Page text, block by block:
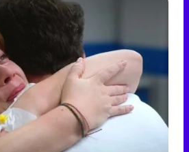
de 'Renacer' emitido el 8 de julio